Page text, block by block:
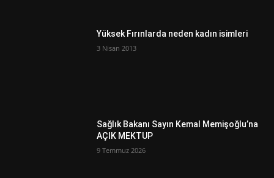
Yüksek Fırınlarda neden kadın isimleri
3 Nisan 2013
Sağlık Bakanı Sayın Kemal Memişoğlu’na
AÇIK MEKTUP
9 Temmuz 2026